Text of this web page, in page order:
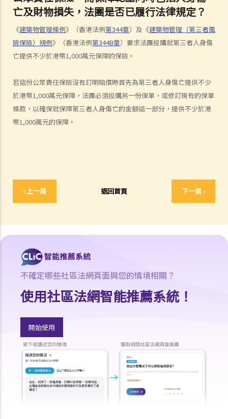
亡及財物損失，法團是否已履行法律規定？
《建築物管理條例》（香港法例第344章）及《建築物管理（第三者風
險保險）規例》（香港法例第344B章）要求法團投購就第三者人身傷
亡提供不少於港幣1,000萬元保障的保險。
若這份公眾責任保險沒有訂明賠償時首先為第三者人身傷亡提供不少
於港幣1,000萬元保障，法團必須投購另一份保單，或修訂現有的保單
條款，以確保就保障第三者人身傷亡的金額這一部分，提供不少於港
幣1,000萬元的保障。
‹ 上一頁 返回首頁 下一頁 ›
1. 誰是第三者？
2. 第三者風險保險需要承保財物損失嗎？
3.法團是否有法律責任就違例建築工程（僭建物）所衍生的法律責任投
購保險？
E. 向土地註冊處處長報告
F. 沒有投購第三者風險保險的法律責任
G. 對法團及第三者的保障
3. 強制驗樓計劃及強制驗窗計劃有甚麼程序？
4. 若在強制驗樓過程中發現僭建物，會有甚麼後果？
政府提供的資助、貸款及津貼
A. 公用地方維修津貼
B. 有需要人士維修自住物業津貼計劃
C. 樓宇安全貸款計劃
不確定哪些社區法網頁面與您的情境相關？
使用社區法網智能推薦系統！
開始使用